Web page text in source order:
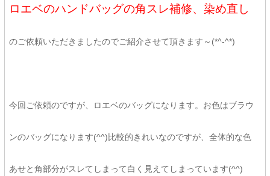
ロエベのハンドバッグの角スレ補修、染め直し
のご依頼いただきましたのでご紹介させて頂きます～(*^-^*)
今回ご依頼のですが、ロエベのバッグになります。お色はブラウ
ンのバッグになります(^^)比較的きれいなのですが、全体的な色
あせと角部分がスレてしまって白く見えてしまっています(^^)